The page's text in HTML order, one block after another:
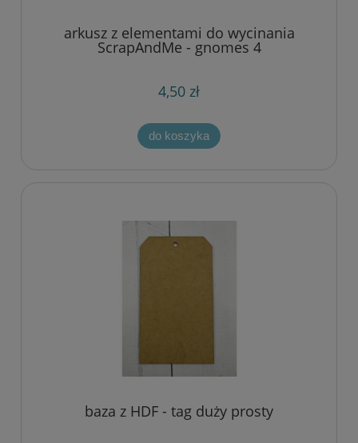
arkusz z elementami do wycinania
ScrapAndMe - gnomes 4
4,50 zł
do koszyka
baza z HDF - tag duży prosty